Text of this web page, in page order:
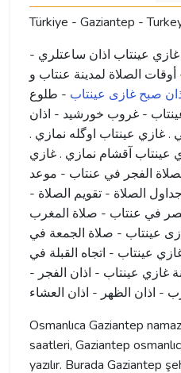
Türkiye - Gaziantep -
عينتاب اذان ساعتلري -
أوقات الصلاة لمدينة عنتاب و
صبح غازی عینتاب - طلوع
- غروب خورشید - اذان
غازي عينتاب اوگله نمازي .
عينتاب آقشام نمازي . غازي
الفجر في عنتاب - موعد
الصلاة - تقويم الصلاة -
في عنتاب - صلاة المغرب
عینتاب - صلاة الجمعة في
عينتاب - اتجاه القبلة في
غازي عينتاب - اذان الفجر -
- اذان الظهر - اذان العشاء
Osmanlıca Gaziantep
saatleri, Gaziantep
yazılır. Burada Gaziantep